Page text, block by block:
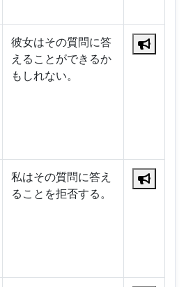
彼女はその質問に答
えることができるか
もしれない。
私はその質問に答え
ることを拒否する。